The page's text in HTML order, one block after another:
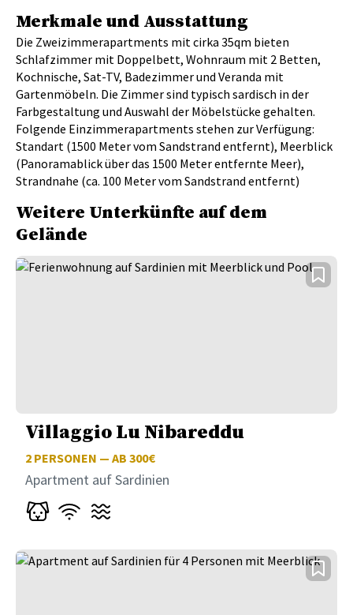
Merkmale und Ausstattung
Die Zweizimmerapartments mit cirka 35qm bieten
Schlafzimmer mit Doppelbett, Wohnraum mit 2 Betten,
Kochnische, Sat-TV, Badezimmer und Veranda mit
Gartenmöbeln. Die Zimmer sind typisch sardisch in der
Farbgestaltung und Auswahl der Möbelstücke gehalten.
Folgende Einzimmerapartments stehen zur Verfügung:
Standart (1500 Meter vom Sandstrand entfernt), Meerblick
(Panoramablick über das 1500 Meter entfernte Meer),
Strandnahe (ca. 100 Meter vom Sandstrand entfernt)
Weitere Unterkünfte auf dem
Gelände
Villaggio Lu Nibareddu
2 PERSONEN — AB 300€
Apartment auf Sardinien